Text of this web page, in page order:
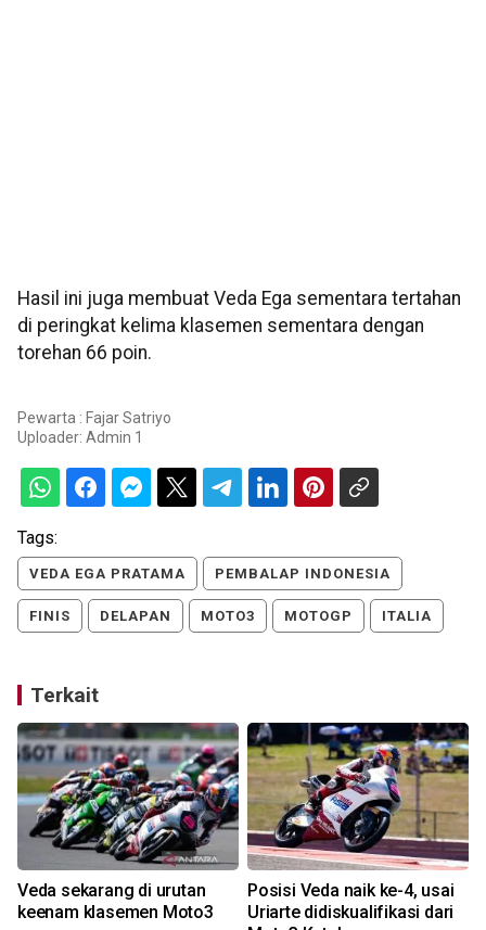
Hasil ini juga membuat Veda Ega sementara tertahan
di peringkat kelima klasemen sementara dengan
torehan 66 poin.
Pewarta : Fajar Satriyo
Uploader: Admin 1
Tags:
VEDA EGA PRATAMA PEMBALAP INDONESIA
FINIS DELAPAN MOTO3 MOTOGP ITALIA
Terkait
Veda sekarang di urutan
keenam klasemen Moto3
Posisi Veda naik ke-4, usai
Uriarte didiskualifikasi dari